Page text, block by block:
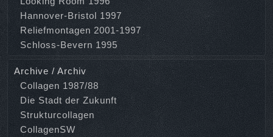
Hannover-Bristol 1997
Reliefmontagen 2001-1997
Schloss-Bevern 1995
Archive / Archiv
Collagen 1987/88
Die Stadt der Zukunft
Strukturcollagen
CollagenSW